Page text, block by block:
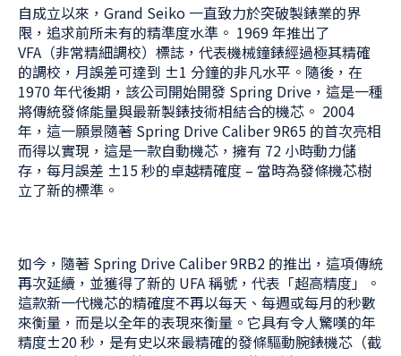
自成立以來，Grand Seiko 一直致力於突破製錶業的界
限，追求前所未有的精準度水準。 1969 年推出了
VFA（非常精細調校）標誌，代表機械鐘錶經過極其精確
的調校，月誤差可達到 ±1 分鐘的非凡水平。隨後，在
1970 年代後期，該公司開始開發 Spring Drive，這是一種
將傳統發條能量與最新製錶技術相結合的機芯。 2004
年，這一願景隨著 Spring Drive Caliber 9R65 的首次亮相
而得以實現，這是一款自動機芯，擁有 72 小時動力儲
存，每月誤差 ±15 秒的卓越精確度 – 當時為發條機芯樹
立了新的標準。
如今，隨著 Spring Drive Caliber 9RB2 的推出，這項傳統
再次延續，並獲得了新的 UFA 稱號，代表「超高精度」。
這款新一代機芯的精確度不再以每天、每週或每月的秒數
來衡量，而是以全年的表現來衡量。它具有令人驚嘆的年
精度±20 秒，是有史以來最精確的發條驅動腕錶機芯（截